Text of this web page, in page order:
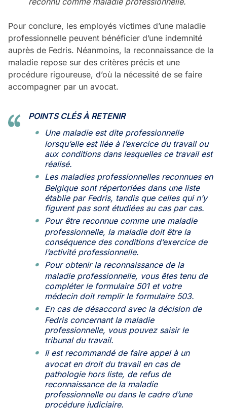
Pour conclure, les employés victimes d’une maladie
professionnelle peuvent bénéficier d’une indemnité
auprès de Fedris. Néanmoins, la reconnaissance de la
maladie repose sur des critères précis et une
procédure rigoureuse, d’où la nécessité de se faire
accompagner par un avocat.
POINTS CLÉS À RETENIR
Une maladie est dite professionnelle
lorsqu’elle est liée à l’exercice du travail ou
aux conditions dans lesquelles ce travail est
réalisé.
Les maladies professionnelles reconnues en
Belgique sont répertoriées dans une liste
établie par Fedris, tandis que celles qui n’y
figurent pas sont étudiées au cas par cas.
Pour être reconnue comme une maladie
professionnelle, la maladie doit être la
conséquence des conditions d’exercice de
l’activité professionnelle.
Pour obtenir la reconnaissance de la
maladie professionnelle, vous êtes tenu de
compléter le formulaire 501 et votre
médecin doit remplir le formulaire 503.
En cas de désaccord avec la décision de
Fedris concernant la maladie
professionnelle, vous pouvez saisir le
tribunal du travail.
Il est recommandé de faire appel à un
avocat en droit du travail en cas de
pathologie hors liste, de refus de
reconnaissance de la maladie
professionnelle ou dans le cadre d’une
procédure judiciaire.